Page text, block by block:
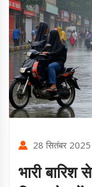
28 सितंबर 2025
भारी बारिश